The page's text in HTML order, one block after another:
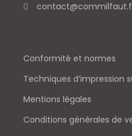
Conformité et normes
Techniques d’impression
Mentions légales
Conditions générales de